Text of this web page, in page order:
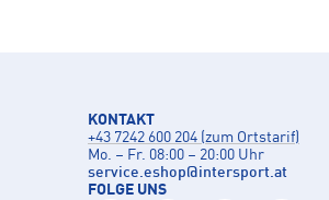
KONTAKT
+43 7242 600 204 (zum Ortstarif)
Mo. – Fr. 08:00 – 20:00 Uhr
service.eshop@intersport.at
FOLGE UNS